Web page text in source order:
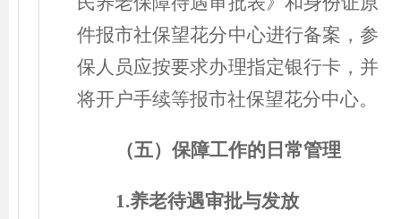
件报市社保望花分中心进行备案，参
保人员应按要求办理指定银行卡，并
将开户手续等报市社保望花分中心。
（五）保障工作的日常管理
1.养老待遇审批与发放